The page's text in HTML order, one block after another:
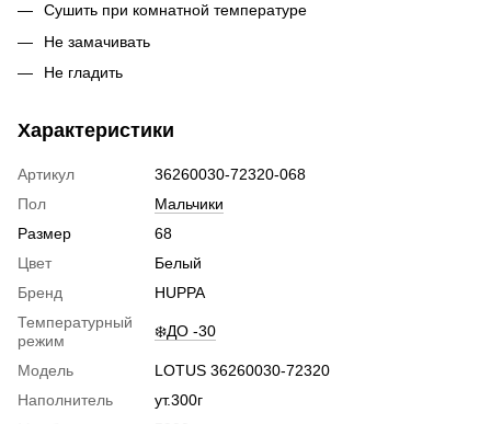
Сушить при комнатной температуре
Не замачивать
Не гладить
Характеристики
Артикул
36260030-72320-068
Пол
Мальчики
Размер
68
Цвет
Белый
Бренд
HUPPA
Температурный
режим
❄️ДО -30
Модель
LOTUS 36260030-72320
Наполнитель
ут.300г